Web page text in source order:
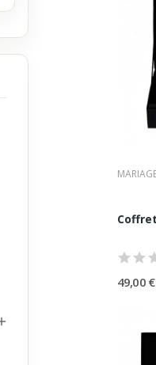
Les
:
•
thés
Les
49,00 €